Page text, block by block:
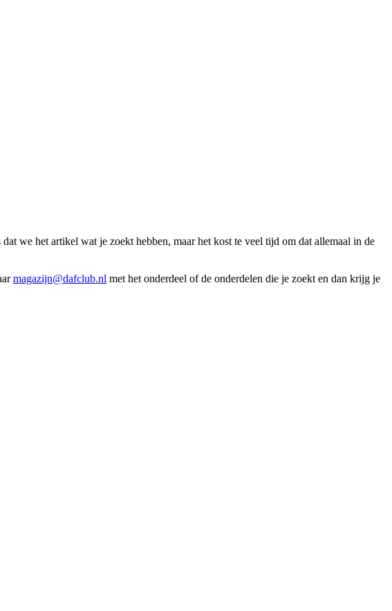
we het artikel wat je zoekt hebben, maar het kost te veel tijd om dat allemaal in de
magazijn@dafclub.nl met het onderdeel of de onderdelen die je zoekt en dan krijg je